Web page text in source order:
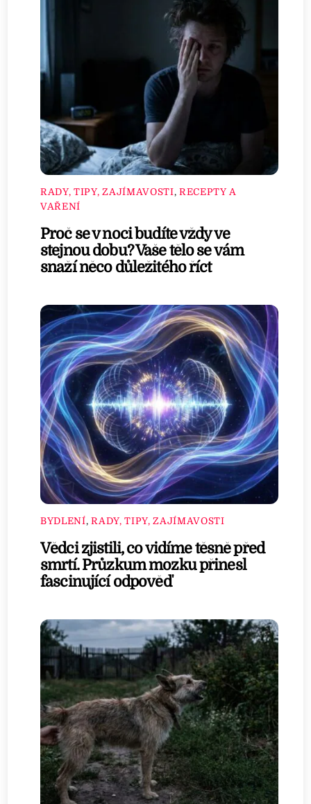
RADY, TIPY, ZAJÍMAVOSTI, RECEPTY A
VAŘENÍ
Proč se v noci budíte vždy ve
stejnou dobu? Vaše tělo se vám
snaží něco důležitého říct
BYDLENÍ,RADY, TIPY, ZAJÍMAVOSTI
Vědci zjistili, co vidíme těsně před
smrtí. Průzkum mozku přinesl
fascinující odpověď